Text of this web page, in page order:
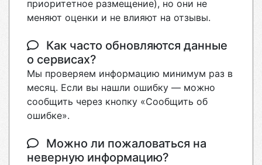
приоритетное размещение), но они не
меняют оценки и не влияют на отзывы.
Как часто обновляются данные
о сервисах?
Мы проверяем информацию минимум раз в
месяц. Если вы нашли ошибку — можно
сообщить через кнопку «Сообщить об
ошибке».
Можно ли пожаловаться на
неверную информацию?